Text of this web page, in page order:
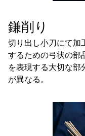
鎌削り
切り出し小刀にて加
するための弓状の部
を表現する大切な部
が異なる。